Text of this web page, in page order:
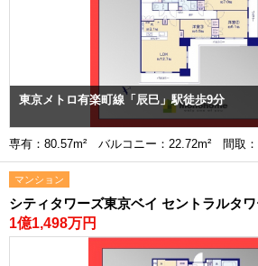
東京メトロ有楽町線「辰巳」駅徒歩9分
専有：80.57m² バルコニー：22.72m² 間取
マンション
シティタワーズ東京ベイ セントラルタ
1億1,498万円